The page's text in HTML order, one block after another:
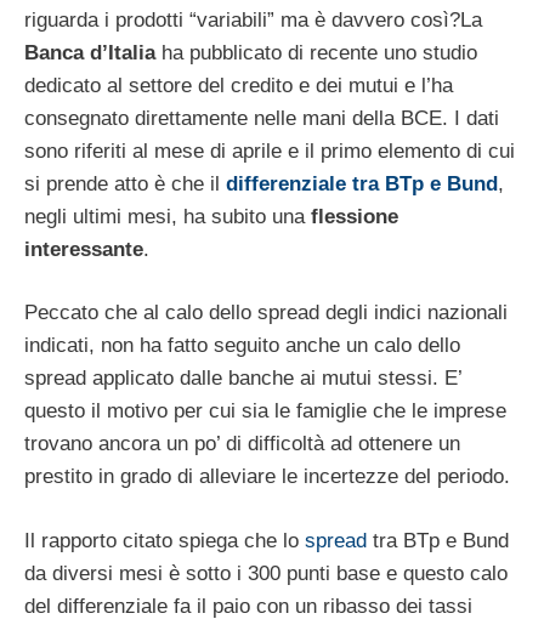
riguarda i prodotti “variabili” ma è davvero così?La
Banca d’Italiaha pubblicato di recente uno studio
dedicato al settore del credito e dei mutui e l’ha
consegnato direttamente nelle mani della BCE. I dati
sono riferiti al mese di aprile e il primo elemento di cui
si prende atto è che il differenziale tra BTp e Bund,
negli ultimi mesi, ha subito una flessione
interessante.
Peccato che al calo dello spread degli indici nazionali
indicati, non ha fatto seguito anche un calo dello
spread applicato dalle banche ai mutui stessi. E’
questo il motivo per cui sia le famiglie che le imprese
trovano ancora un po’ di difficoltà ad ottenere un
prestito in grado di alleviare le incertezze del periodo.
Il rapporto citato spiega che lo spread tra BTp e Bund
da diversi mesi è sotto i 300 punti base e questo calo
del differenziale fa il paio con un ribasso dei tassi